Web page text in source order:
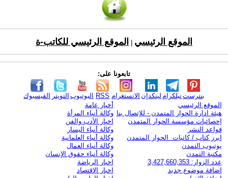
الموقع الرئيسي الموقع الرئيسي للكاتب-ة
تابعونا على:
الفيسبوك التويتر اليوتيوب RSS الانستغرام لينكدإن تيلكرامبنترست
الموقع الرئيسي
هيئة ادارة الحوار المتمدن - للإتصال بنا
إحصائيات مؤسسة الحوار المتمدن
قواعد النشر
ابرز كتاب / كاتبات الحوار المتمدن
يوتيوب التمدن
مكتبة التمدن
عدد الزوار: 3,427,660,353
اضافة موضوع جديد
أخبار عامة
وكالة أنباء المرأة
اخبار الأدب والفن
وكالة أنباء اليسار
وكالة أنباء العلمانية
وكالة أنباء العمال
وكالة أنباء حقوق الإنسان
اخبار الرياضة
اخبار الاقتصاد